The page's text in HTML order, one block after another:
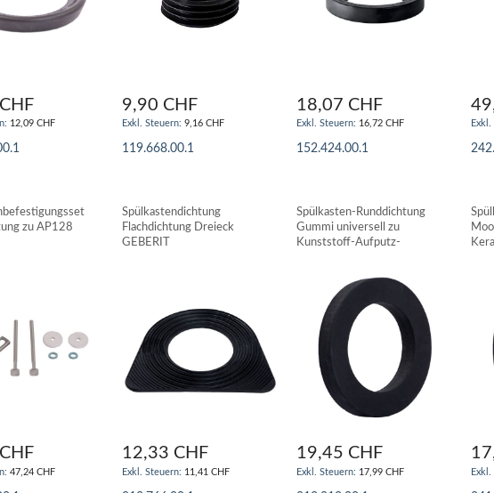
12,09 CHF
9,90 CHF
9,16 CHF
119.668.00.1
18,07 CHF
16,72 CHF
152.424.00.1
zu AP128
47,24 CHF
Spülkastendichtung
Flachdichtung Dreieck
GEBERIT
12,33 CHF
11,41 CHF
Spülkasten-Runddichtung
Gummi universell zu
Kunststoff-Aufputz-
19,45 CHF
17,99 CHF